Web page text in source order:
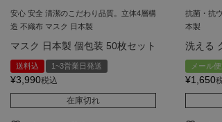
安心 安全 清潔のこだわり品質。立体4層構
造 不織布 マスク 日本製
マスク 日本製 個包装 50枚セット
送料込 1~3営業日発送
¥3,990税込
在庫切れ
抗菌・抗
本製
洗える
メール
¥1,650